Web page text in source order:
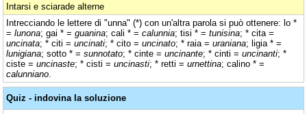
Intarsi e sciarade alterne
Intrecciando le lettere di "unna" (*) con un'altra parola si può ottenere: lo *
= lunona; gai * = guanina; cali * = calunnia; tisi * = tunisina; * cita =
uncinata; * citi = uncinati; * cito = uncinato; * raia = uraniana; ligia * =
lunigiana; sotto * = sunnotato; * cinte = uncinante; * cinti = uncinanti; *
ciste = uncinaste; * cisti = uncinasti; * retti = urnettina; calino * =
calunniano
Quiz - indovina la soluzione